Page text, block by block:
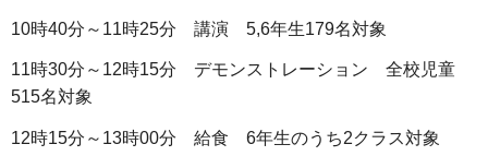
10時40分～11時25分 講演 5,6年生179名対象
11時30分～12時15分 デモンストレーション 全校児童
515名対象
12時15分～13時00分 給食 6年生のうち2クラス対象